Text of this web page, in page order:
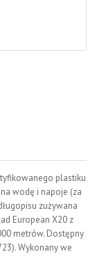
plastiku
wodę i napoje (za
zużywana
European X20 z
metrów. Dostępny
Wykonany we